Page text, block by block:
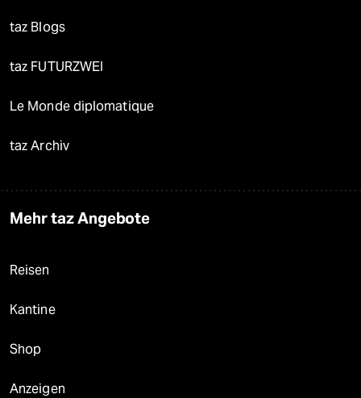
taz Blogs
taz FUTURZWEI
Le Monde diplomatique
taz Archiv
Mehr taz Angebote
Reisen
Kantine
Shop
Anzeigen